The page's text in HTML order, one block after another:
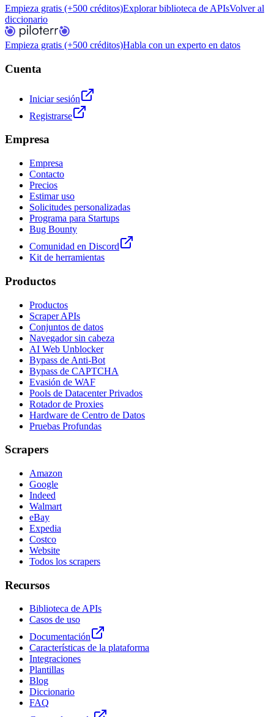
Empieza gratis (+500 créditos)Explorar biblioteca de APIsVolver al
diccionario
Empieza gratis (+500 créditos)Habla con un experto en datos
Cuenta
Iniciar sesión
Registrarse
Empresa
Empresa
Contacto
Precios
Estimar uso
Solicitudes personalizadas
Programa para Startups
Bug Bounty
Comunidad en Discord
Kit de herramientas
Productos
Productos
Scraper APIs
Conjuntos de datos
Navegador sin cabeza
AI Web Unblocker
Bypass de Anti-Bot
Bypass de CAPTCHA
Evasión de WAF
Pools de Datacenter Privados
Rotador de Proxies
Hardware de Centro de Datos
Pruebas Profundas
Scrapers
Amazon
Google
Indeed
Walmart
eBay
Expedia
Costco
Website
Todos los scrapers
Recursos
Biblioteca de APIs
Casos de uso
Documentación
Características de la plataforma
Integraciones
Plantillas
Blog
Diccionario
FAQ